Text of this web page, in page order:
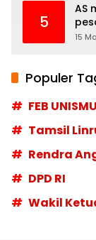
5
AS
15
Populer
FEB
Tamsil
Rendra
DPD RI
Wakil